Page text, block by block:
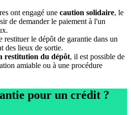
ont engagé une caution solidaire, le
de demander le paiement à l'un
restituer le dépôt de garantie dans un
des lieux de sortie.
restitution du dépôt, il est possible de
amiable ou à une procédure
pour un crédit ?